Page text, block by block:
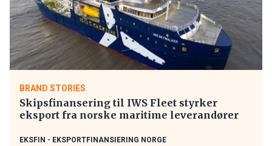
BRAND STORIES
Skipsfinansering til IWS Fleet styrker
eksport fra norske maritime leverandører
EKSFIN - EKSPORTFINANSIERING NORGE